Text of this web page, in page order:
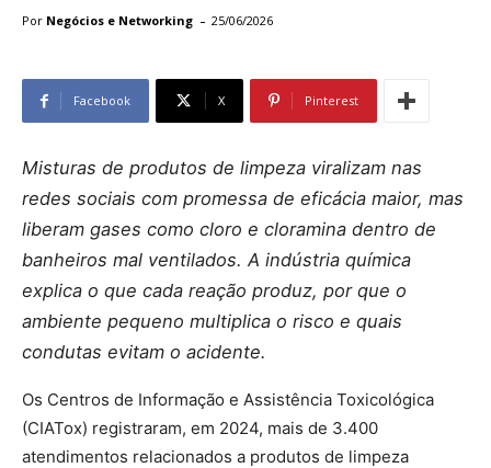
Por Negócios e Networking - 25/06/2026
Facebook X Pinterest
Misturas de produtos de limpeza viralizam nas
redes sociais com promessa de eficácia maior, mas
liberam gases como cloro e cloramina dentro de
banheiros mal ventilados. A indústria química
explica o que cada reação produz, por que o
ambiente pequeno multiplica o risco e quais
condutas evitam o acidente.
Os Centros de Informação e Assistência Toxicológica
(CIATox) registraram, em 2024, mais de 3.400
atendimentos relacionados a produtos de limpeza